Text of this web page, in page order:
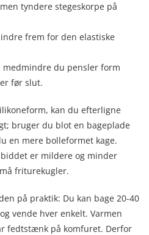
tyndere stegeskorpe på
frem for den elastiske
du pensler form
før slut.
kan du efterligne
bruger du blot en bageplade
en mere bolleformet kage.
biddet er mildere og minder
friturekugler.
på praktik: Du kan bage 20-40
vende hver enkelt. Varmen
fedtstænk på komfuret. Derfor